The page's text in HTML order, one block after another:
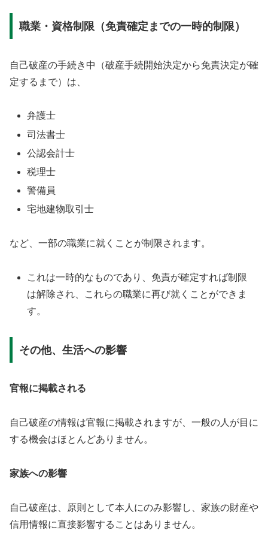
職業・資格制限（免責確定までの一時的制限）
自己破産の手続き中（破産手続開始決定から免責決定が確
定するまで）は、
弁護士
司法書士
公認会計士
税理士
警備員
宅地建物取引士
など、一部の職業に就くことが制限されます。
これは一時的なものであり、免責が確定すれば制限
は解除され、これらの職業に再び就くことができま
す。
その他、生活への影響
官報に掲載される
自己破産の情報は官報に掲載されますが、一般の人が目に
する機会はほとんどありません。
家族への影響
自己破産は、原則として本人にのみ影響し、家族の財産や
信用情報に直接影響することはありません。